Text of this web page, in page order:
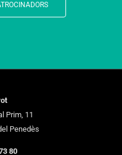
Prim, 11
Penedès
80